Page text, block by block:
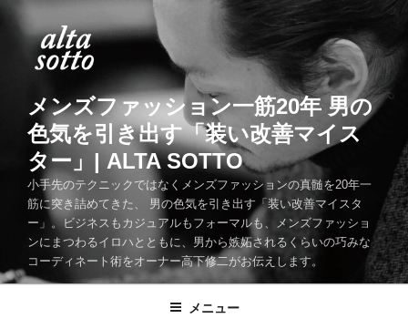
メンズファッション一筋20年 男の
色気を引き出す「装い改善マイス
ター」| ALTA SOTTO
小手先のテクニックではなくメンズファッションの真髄を20年一
筋に突き詰めてきた、 男の色気を引き出す「装い改善マイスタ
ー」。ビジネスもカジュアルもフォーマルも、メンズファッショ
ンにまつわるイロハとともに、男から嫉妬されるくらいの巧みな
コーディネート術をオーナー高下修二がお伝えします。
メニュー